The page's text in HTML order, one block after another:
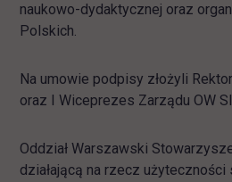
naukowo-dydaktycznej oraz
Polskich.
Na umowie podpisy złożyli
oraz I Wiceprezes Zarządu OW
Oddział Warszawski
działającą na rzecz